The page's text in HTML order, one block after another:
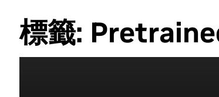
標籤: